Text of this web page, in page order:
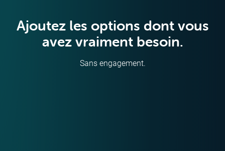
Ajoutez les options dont vous
avez vraiment besoin.
Sans engagement.